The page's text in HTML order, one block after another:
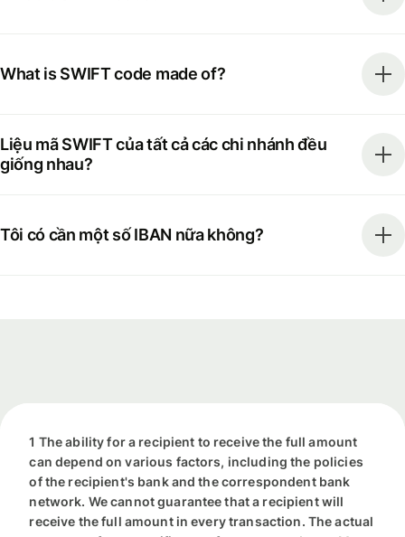
What is SWIFT code made of?
Liệu mã SWIFT của tất cả các chi nhánh đều
giống nhau?
Tôi có cần một số IBAN nữa không?
1 The ability for a recipient to receive the full amount
can depend on various factors, including the policies
of the recipient's bank and the correspondent bank
network. We cannot guarantee that a recipient will
receive the full amount in every transaction. The actual